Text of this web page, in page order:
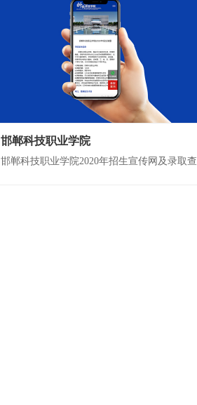
邯郸科技职业学院
邯郸科技职业学院2020年招生宣传网及录取查